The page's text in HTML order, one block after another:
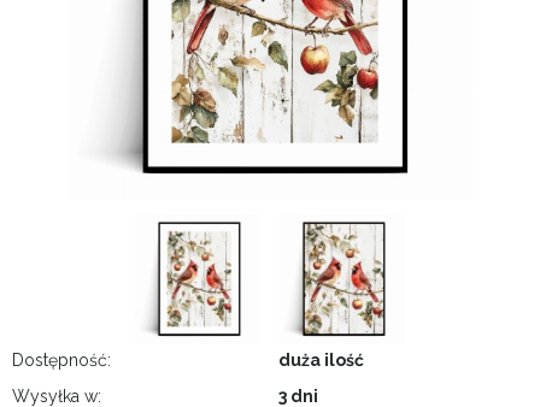
Dostępność:
duża ilość
Wysyłka w:
3 dni